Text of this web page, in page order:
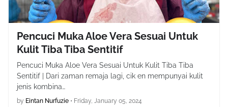
Pencuci Muka Aloe Vera Sesuai Untuk
Kulit Tiba Tiba Sentitif
Pencuci Muka Aloe Vera Sesuai Untuk Kulit Tiba Tiba
Sentitif | Dari zaman remaja lagi, cik en mempunyai kulit
jenis kombina…
by Eintan Nurfuzie • Friday, January 05, 2024